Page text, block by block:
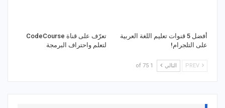
أفضل 5 قنوات تعليم اللغة العربية
على التلجرام!
تعرّف على قناة CodeCourse
لتعلم واحتراف البرمجة
التالي 1 of 75